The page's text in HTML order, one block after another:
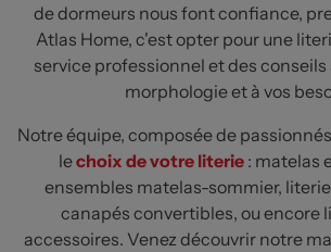
de dormeurs nous font confiance,
Atlas Home, c'est opter pour une
service professionnel et des
morphologie et à vos
Notre équipe, composée de
lechoix de votre literie : matelas
ensembles matelas-sommier,
canapés convertibles, ou encore
accessoires. Venez découvrir notre